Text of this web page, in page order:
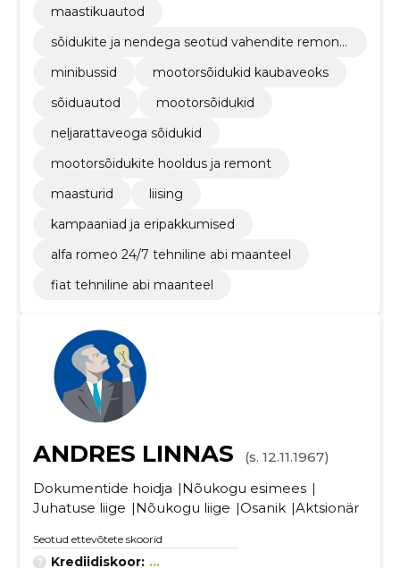
maastikuautod
sõidukite ja nendega seotud vahendite remond
minibussid
mootorsõidukid kaubaveoks
sõiduautod
mootorsõidukid
neljarattaveoga sõidukid
mootorsõidukite hooldus ja remont
maasturid
liising
kampaaniad ja eripakkumised
alfa romeo 24/7 tehniline abi maanteel
fiat tehniline abi maanteel
ANDRES LINNAS
(s. 12.11.1967)
Dokumentide hoidja
Nõukogu esimees
Juhatuse liige
Nõukogu liige Osanik Aktsionär
Seotud ettevõtete skoorid
Krediidiskoor: ...